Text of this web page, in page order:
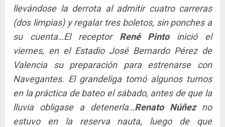
llevándose la derrota al admitir cuatro carreras
(dos limpias) y regalar tres boletos, sin ponches a
su cuenta…El receptor René Pintoinició el
viernes, en el Estadio José Bernardo Pérez de
Valencia su preparación para estrenarse con
Navegantes. El grandeliga tomó algunos turnos
en la práctica de bateo el sábado, antes de que la
lluvia obligase a detenerla…Renato Núñezno
estuvo en la reserva nauta, luego de que